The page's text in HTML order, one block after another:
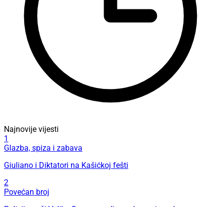
Najnovije vijesti
1
Glazba, spiza i zabava
Giuliano i Diktatori na Kašićkoj fešti
2
Povećan broj